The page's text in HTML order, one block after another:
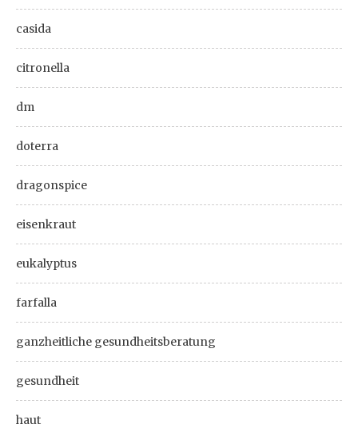
casida
citronella
dm
doterra
dragonspice
eisenkraut
eukalyptus
farfalla
ganzheitliche gesundheitsberatung
gesundheit
haut